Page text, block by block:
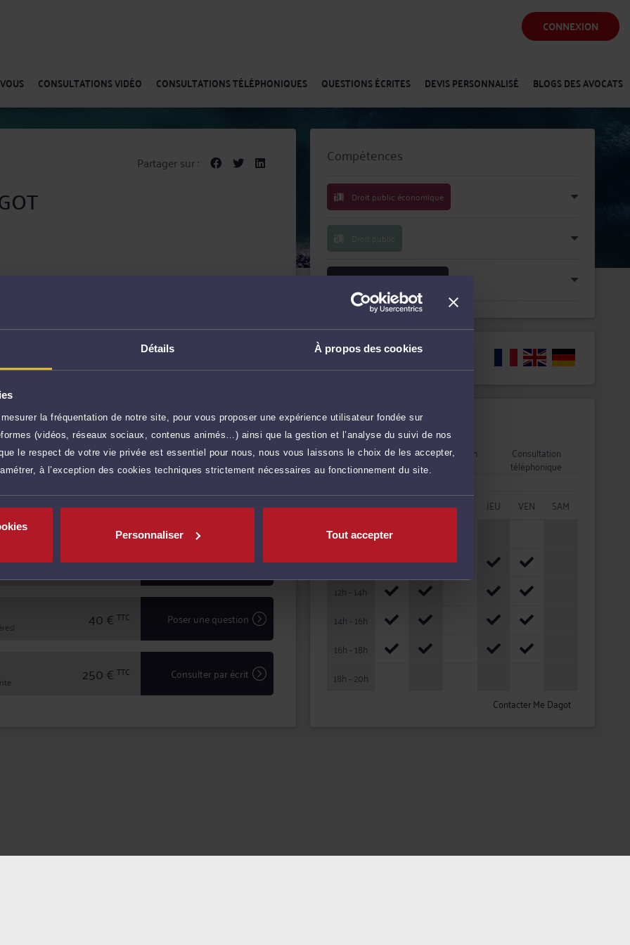
Détails À propos des cookies
la fréquentation de notre site, pour vous proposer une expérience utilisateur fondée sur
(vidéos, réseaux sociaux, contenus animés…) ainsi que la gestion et l’analyse du suivi de nos
le respect de votre vie privée est essentiel pour nous, nous vous laissons le choix de les accepter,
à l’exception des cookies techniques strictement nécessaires au fonctionnement du site.
Personnaliser Tout accepter
CONNEXION
CONSULTATIONS VIDÉO CONSULTATIONS TÉLÉPHONIQUES QUESTIONS ÉCRITES DEVIS PERSONNALISÉ BLOGS DES AVOCATS
Partager sur :
notamment en Droit public dans les
Droit de l'environnement et de l'énergie et en Droit
de ses clients un rôle de conseil et de représentation
Me DAGOT vous conseille efficacement et vous
vos intérêts.
à l'écoute et au dialogue, et vous aide à faire valoir
plus
120 € TTC Prendre RDV
90 €TTC Prendre RDV
90 €TTC Demander un rappel
40 € TTC Poser une question
250 € TTC Consulter par écrit
Compétences
Droit public économique
Droit de l'environnement
Langues
Disponibilités
Rendez-vous
cabinet
Consultation Consultation
téléphonique
HORAIRES LUN MAR MER JEU VEN
SAM
08h - 10h
10h - 12h
12h - 14h
14h - 16h
16h - 18h
18h - 20h
Contacter Me Dagot